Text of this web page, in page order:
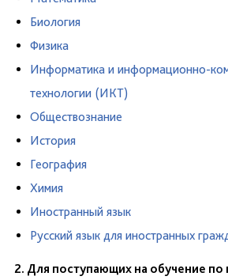
Биология
Физика
Информатика и информационно-
технологии (ИКТ)
Обществознание
История
География
Химия
Иностранный язык
Русский язык для иностранных
2. Для поступающих на обучение по